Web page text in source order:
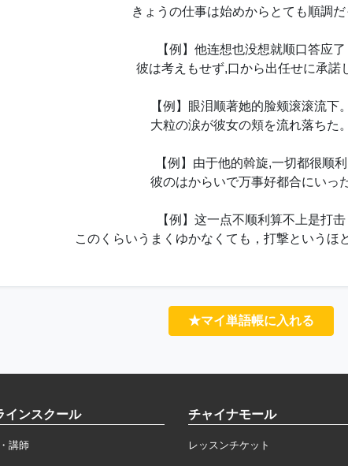
きょうの仕事は始めからとても順調だ
【例】他连想也没想就顺口答应了
彼は考えもせず,口から出任せに承諾
【例】眼泪顺著她的脸颊滚滚流下。
大粒の涙が彼女の頬を流れ落ちた。
【例】由于他的斡旋,一切都很顺利
彼のはからいで万事好都合にいっ
【例】这一点不顺利算不上是打击
このくらいうまくゆかなくても，打撃というほ
★マイ単語帳に入れる
インスクール
講師
チャイナモール
レッスンチケット